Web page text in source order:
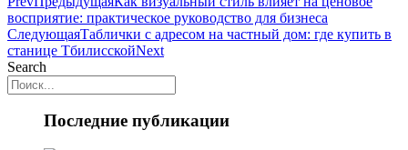
восприятие: практическое руководство для бизнеса
СледующаяТаблички с адресом на частный дом: где купить в
станице ТбилисскойNext
Search
Последние публикации